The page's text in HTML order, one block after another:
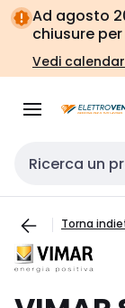
Vai alla
navigazione
Vai
alla
Ad agosto
chiusure
Vedi
Cerca input
Torna